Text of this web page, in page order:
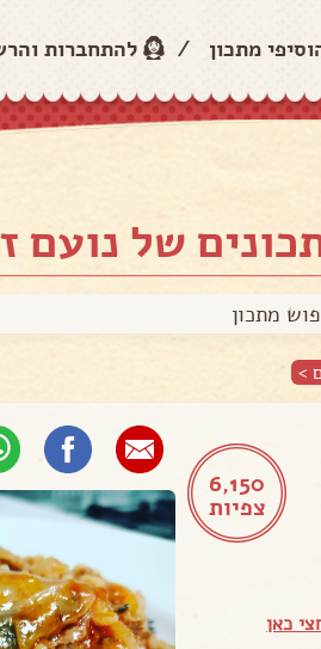
מתכון / להתחברות
של נועם
>
6,150
צפיות
כאן